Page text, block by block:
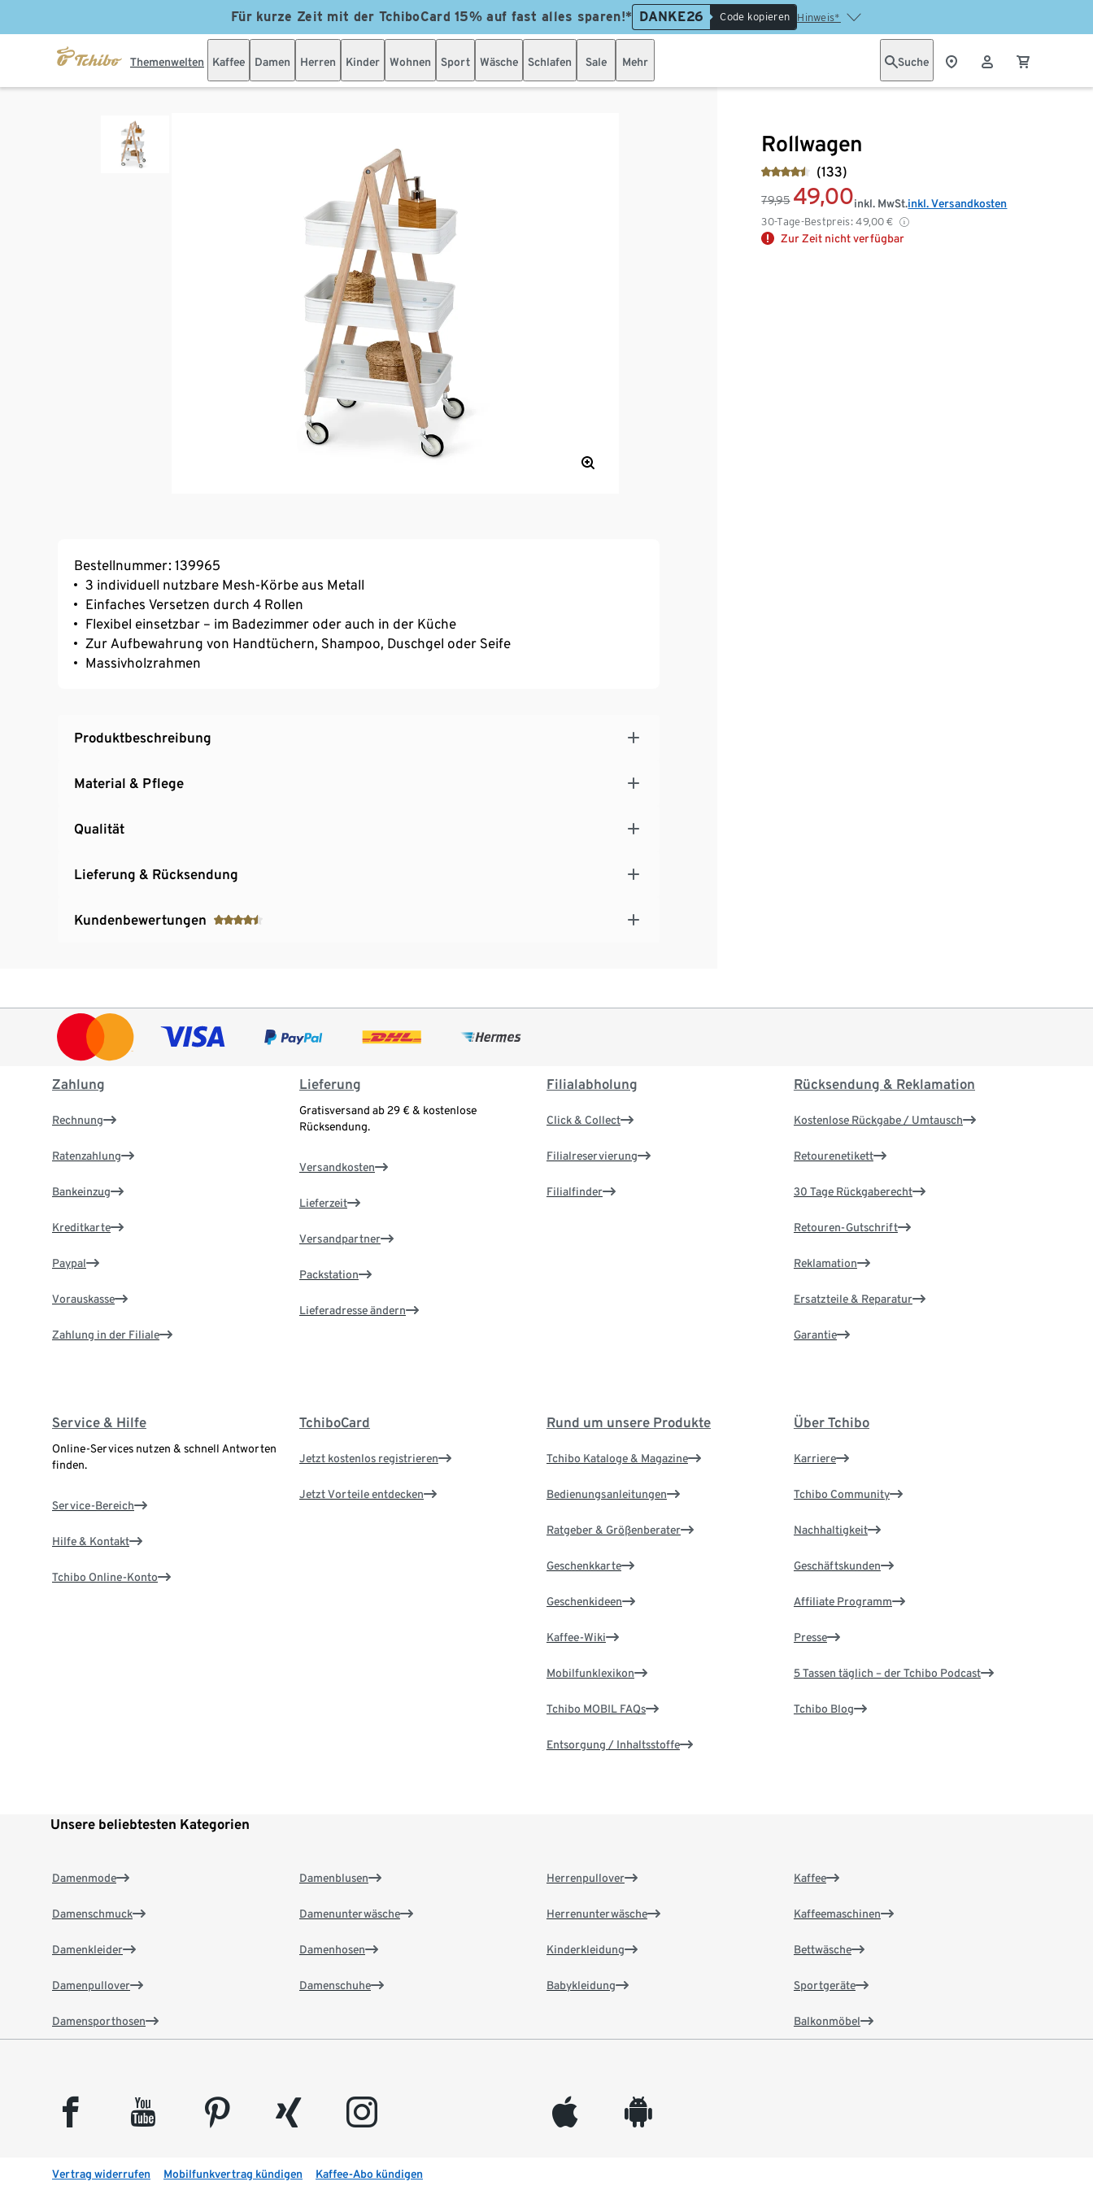
Für kurze Zeit mit der TchiboCard 15% auf fast alles sparen!* DANKE26 Code kopieren Hinweis*
Themenwelten Kaffee Damen Herren Kinder Wohnen Sport Wäsche Schlafen Sale Mehr Suche
Rollwagen
(133)
79,95 49,00
30-Tage-Bestpreis: 49,00 €
inkl. MwSt.inkl. Versandkosten
Zur Zeit nicht verfügbar
Bestellnummer: 139965
3 individuell nutzbare Mesh-Körbe aus Metall
Einfaches Versetzen durch 4 Rollen
Flexibel einsetzbar – im Badezimmer oder auch in der Küche
Zur Aufbewahrung von Handtüchern, Shampoo, Duschgel oder Seife
Massivholzrahmen
Produktbeschreibung
Material & Pflege
Qualität
Lieferung & Rücksendung
Kundenbewertungen
Zahlung
Rechnung
Ratenzahlung
Bankeinzug
Kreditkarte
Paypal
Vorauskasse
Zahlung in der Filiale
Lieferung
Gratisversand ab 29 € & kostenlose
Rücksendung.
Versandkosten
Lieferzeit
Versandpartner
Packstation
Lieferadresse ändern
Filialabholung
Click & Collect
Filialreservierung
Filialfinder
Rücksendung & Reklamation
Kostenlose Rückgabe / Umtausch
Retourenetikett
30 Tage Rückgaberecht
Retouren-Gutschrift
Reklamation
Ersatzteile & Reparatur
Garantie
Service & Hilfe
Online-Services nutzen & schnell Antworten
finden.
Service-Bereich
Hilfe & Kontakt
Tchibo Online-Konto
TchiboCard
Jetzt kostenlos registrieren
Jetzt Vorteile entdecken
Rund um unsere Produkte
Tchibo Kataloge & Magazine
Bedienungsanleitungen
Ratgeber & Größenberater
Geschenkkarte
Geschenkideen
Kaffee-Wiki
Mobilfunklexikon
Tchibo MOBIL FAQs
Entsorgung / Inhaltsstoffe
Über Tchibo
Karriere
Tchibo Community
Nachhaltigkeit
Geschäftskunden
Affiliate Programm
Presse
5 Tassen täglich – der Tchibo Podcast
Tchibo Blog
Unsere beliebtesten Kategorien
Damenmode
Damenschmuck
Damenkleider
Damenpullover
Damensporthosen
Damenblusen
Damenunterwäsche
Damenhosen
Damenschuhe
Herrenpullover
Herrenunterwäsche
Kinderkleidung
Babykleidung
Kaffee
Kaffeemaschinen
Bettwäsche
Sportgeräte
Balkonmöbel
facebook youtube pinterest xing instagram appleinc android
Vertrag widerrufen Mobilfunkvertrag kündigen Kaffee-Abo kündigen